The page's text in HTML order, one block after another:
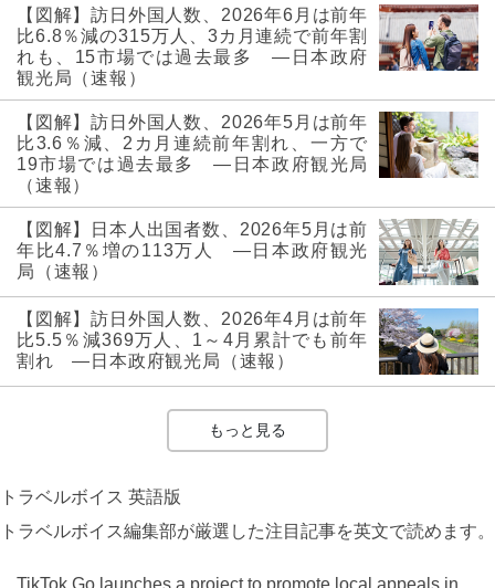
【図解】訪日外国人数、2026年6月は前年
比6.8％減の315万人、3カ月連続で前年割
れも、15市場では過去最多 ―日本政府
観光局（速報）
【図解】訪日外国人数、2026年5月は前年
比3.6％減、2カ月連続前年割れ、一方で
19市場では過去最多 ―日本政府観光局
（速報）
【図解】日本人出国者数、2026年5月は前
年比4.7％増の113万人 ―日本政府観光
局（速報）
【図解】訪日外国人数、2026年4月は前年
比5.5％減369万人、1～4月累計でも前年
割れ ―日本政府観光局（速報）
もっと見る
トラベルボイス 英語版
トラベルボイス編集部が厳選した注目記事を英文で読めます。
TikTok Go launches a project to promote local appeals in